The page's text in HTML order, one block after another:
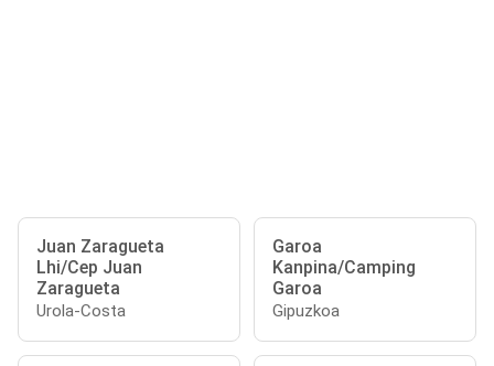
Juan Zaragueta
Lhi/Cep Juan
Zaragueta
Urola-Costa
Garoa
Kanpina/Camping
Garoa
Gipuzkoa